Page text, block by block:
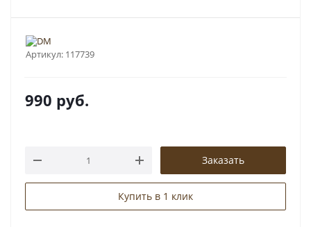
Артикул: 117739
990 руб.
Заказать
Купить в 1 клик